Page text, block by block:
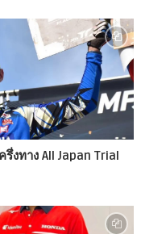
รึ่งทาง All Japan Trial